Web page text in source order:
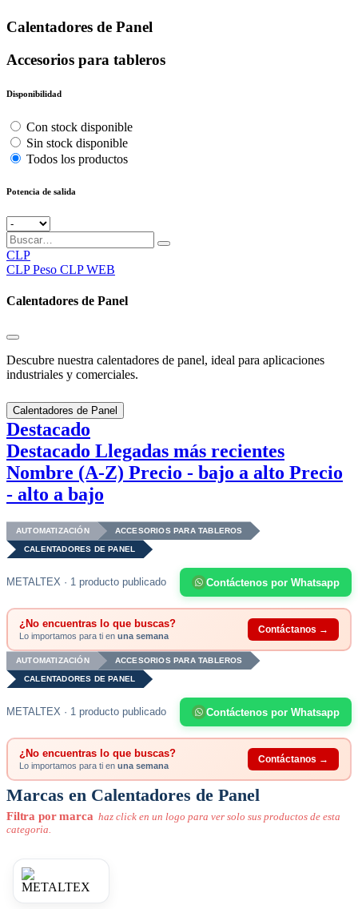
Calentadores de Panel
Accesorios para tableros
Disponibilidad
Con stock disponible
Sin stock disponible
Todos los productos
Potencia de salida
CLP
CLP Peso CLP WEB
Calentadores de Panel
Descubre nuestra calentadores de panel, ideal para aplicaciones
industriales y comerciales.
Calentadores de Panel
Destacado
Destacado Llegadas más recientes
Nombre (A-Z) Precio - bajo a alto Precio
- alto a bajo
AUTOMATIZACIÓN ACCESORIOS PARA TABLEROS
CALENTADORES DE PANEL
METALTEX · 1 producto publicado Contáctenos por Whatsapp
¿No encuentras lo que buscas?
Lo importamos para ti en una semana
Contáctanos →
AUTOMATIZACIÓN ACCESORIOS PARA TABLEROS
CALENTADORES DE PANEL
METALTEX · 1 producto publicado Contáctenos por Whatsapp
¿No encuentras lo que buscas?
Lo importamos para ti en una semana
Contáctanos →
Marcas en Calentadores de Panel
Filtra por marca haz click en un logo para ver solo sus productos de esta
categoria.